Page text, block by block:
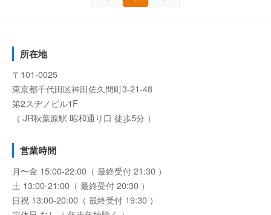
所在地
〒101-0025
東京都千代田区神田佐久間町3-21-48
第2スヂノビル1F
（ JR秋葉原駅 昭和通り口 徒歩5分 ）
営業時間
月〜金 15:00-22:00（ 最終受付 21:30 ）
土 13:00-21:00（ 最終受付 20:30 ）
日祝 13:00-20:00（ 最終受付 19:30 ）